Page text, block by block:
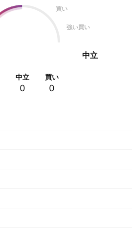
買い
強い買い
中立
中立
0
買い
0